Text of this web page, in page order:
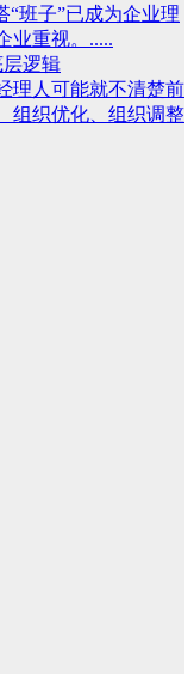
“班子”已成为企业理
业重视。.....
逻辑
理人可能就不清楚前
组织优化、组织调整